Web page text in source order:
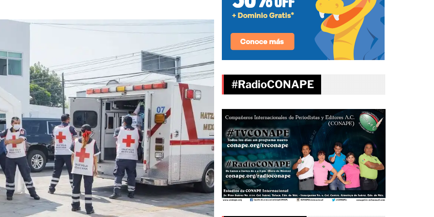
#RadioCONAPE